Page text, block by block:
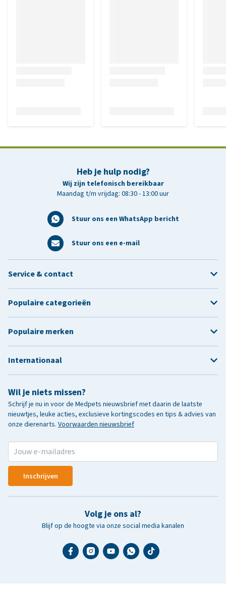
Heb je hulp nodig?
Wij zijn telefonisch bereikbaar
Maandag t/m vrijdag: 08:30 - 13:00 uur
Stuur ons een WhatsApp bericht
Stuur ons een e-mail
Wil je niets missen?
Schrijf je nu in voor de Medpets nieuwsbrief met daarin de laatste
nieuwtjes, leuke acties, exclusieve kortingscodes en tips & advies van
onze dierenarts. Voorwaarden nieuwsbrief
Inschrijven
Volg je ons al?
Blijf op de hoogte via onze social media kanalen
Service & contact
Populaire categorieën
Populaire merken
Internationaal